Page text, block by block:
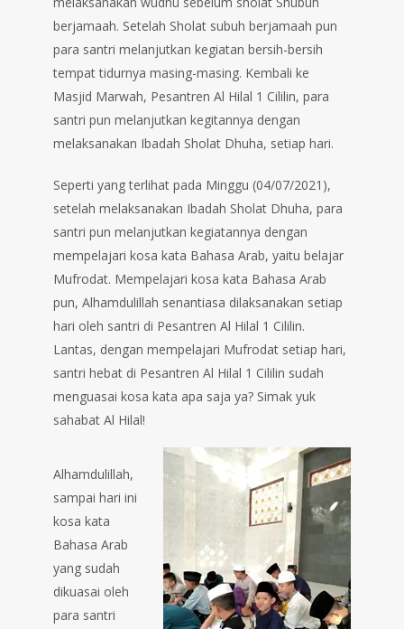
berjamaah. Setelah Sholat subuh berjamaah pun
para santri melanjutkan kegiatan bersih-bersih
tempat tidurnya masing-masing. Kembali ke
Masjid Marwah, Pesantren Al Hilal 1 Cililin, para
santri pun melanjutkan kegitannya dengan
melaksanakan Ibadah Sholat Dhuha, setiap hari.
Seperti yang terlihat pada Minggu (04/07/2021),
setelah melaksanakan Ibadah Sholat Dhuha, para
santri pun melanjutkan kegiatannya dengan
mempelajari kosa kata Bahasa Arab, yaitu belajar
Mufrodat. Mempelajari kosa kata Bahasa Arab
pun, Alhamdulillah senantiasa dilaksanakan setiap
hari oleh santri di Pesantren Al Hilal 1 Cililin.
Lantas, dengan mempelajari Mufrodat setiap hari,
santri hebat di Pesantren Al Hilal 1 Cililin sudah
menguasai kosa kata apa saja ya? Simak yuk
sahabat Al Hilal!
Alhamdulillah,
sampai hari ini
kosa kata
Bahasa Arab
yang sudah
dikuasai oleh
para santri